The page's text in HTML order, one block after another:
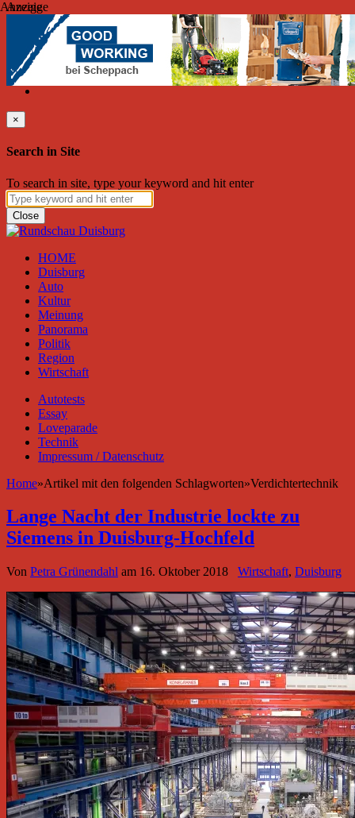
Freitag, August 07, 2026
Friend on Facebook Follow on Twitter Subscribe to RSS
Search
×
Search in Site
To search in site, type your keyword and hit enter
Close
HOME
Duisburg
Auto
Kultur
Meinung
Panorama
Politik
Region
Wirtschaft
Autotests
Essay
Loveparade
Technik
Impressum / Datenschutz
Home»Artikel mit den folgenden Schlagworten»Verdichtertechnik
Lange Nacht der Industrie lockte zu
Siemens in Duisburg-Hochfeld
Von Petra Grünendahl am 16. Oktober 2018 Wirtschaft, Duisburg
Anzeige
Anzeige